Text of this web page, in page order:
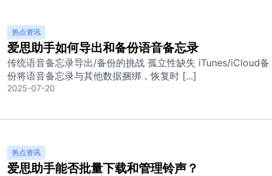
热点资讯
爱思助手如何导出和备份语音备忘录
传统语音备忘录导出/备份的挑战 孤立性缺失 iTunes/iCloud备
份将语音备忘录与其他数据捆绑，恢复时 [...]
2025-07-20
热点资讯
爱思助手能否批量下载和管理铃声？